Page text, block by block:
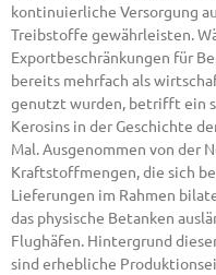
kontinuierliche Versorgung
Treibstoffe gewährleisten.
Exportbeschränkungen für
bereits mehrfach als
genutzt wurden, betrifft ein
Kerosins in der Geschichte
Mal. Ausgenommen von der
Kraftstoffmengen, die sich
Lieferungen im Rahmen
das physische Betanken
Flughäfen. Hintergrund
sind erhebliche